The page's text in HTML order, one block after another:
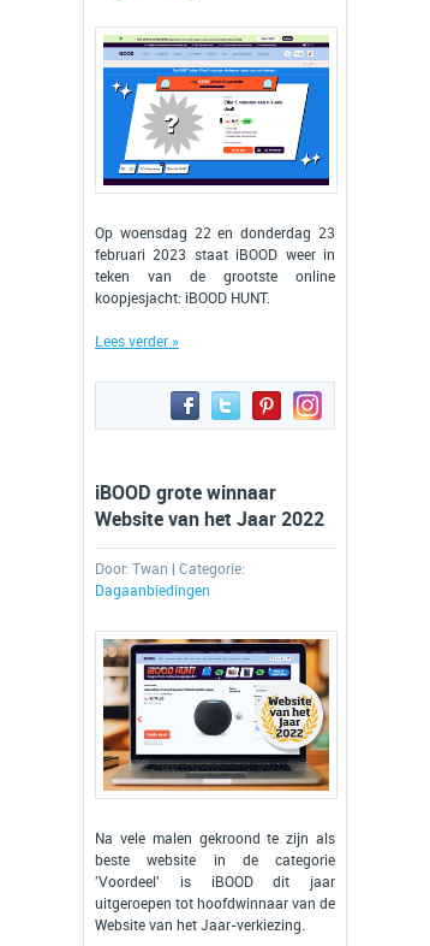
Op woensdag 22 en donderdag 23
februari 2023 staat iBOOD weer in
teken van de grootste online
koopjesjacht: iBOOD HUNT.
Lees verder »
iBOOD grote winnaar
Website van het Jaar 2022
Door: Twan | Categorie:
Dagaanbiedingen
Na vele malen gekroond te zijn als
beste website in de categorie
'Voordeel' is iBOOD dit jaar
uitgeroepen tot hoofdwinnaar van de
Website van het Jaar-verkiezing.